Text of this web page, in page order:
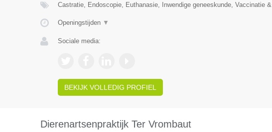
Castratie, Endoscopie, Euthanasie, Inwendige geneeskunde, Vaccinatie &
Openingstijden ▼
Sociale media:
BEKIJK VOLLEDIG PROFIEL
Dierenartsenpraktijk Ter Vrombaut